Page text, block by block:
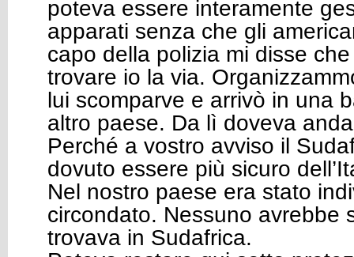
poteva essere interamente
apparati senza che gli
capo della polizia mi disse
trovare io la via.
lui scomparve e arrivò in una
altro paese. Da lì doveva
Perché a vostro avviso il
dovuto essere più sicuro
Nel nostro paese era stato
circondato. Nessuno avrebbe
trovava in Sudafrica.